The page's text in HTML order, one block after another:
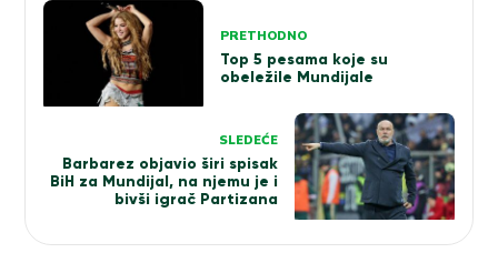
Kretanje
članka
PRETHODNO
Top 5 pesama koje su
obeležile Mundijale
SLEDEĆE
Barbarez objavio širi spisak
BiH za Mundijal, na njemu je i
bivši igrač Partizana